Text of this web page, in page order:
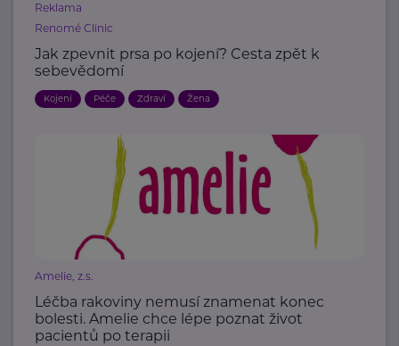
Reklama
Renomé Clinic
Jak zpevnit prsa po kojení? Cesta zpět k
sebevědomí
Kojení Péče Zdraví Žena
Amelie, z.s.
Léčba rakoviny nemusí znamenat konec
bolesti. Amelie chce lépe poznat život
pacientů po terapii